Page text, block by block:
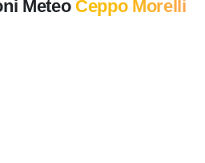
Meteo Ceppo Morelli